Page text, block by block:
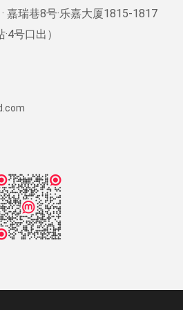
嘉瑞巷8号·乐嘉大厦1815-1817
号口出）